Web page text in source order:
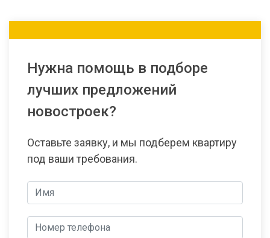
Нужна помощь в подборе
лучших предложений
новостроек?
Оставьте заявку, и мы подберем квартиру
под ваши требования.